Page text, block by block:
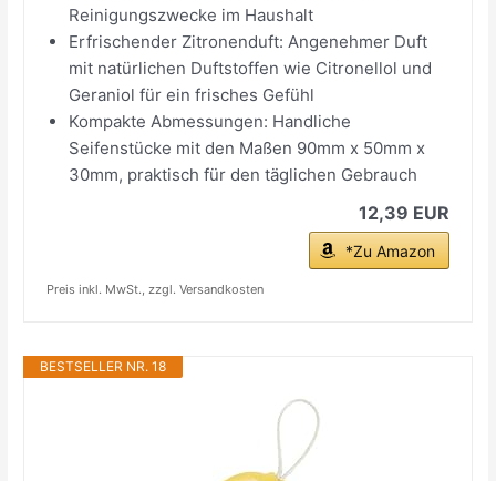
Reinigungszwecke im Haushalt
Erfrischender Zitronenduft: Angenehmer Duft
mit natürlichen Duftstoffen wie Citronellol und
Geraniol für ein frisches Gefühl
Kompakte Abmessungen: Handliche
Seifenstücke mit den Maßen 90mm x 50mm x
30mm, praktisch für den täglichen Gebrauch
12,39 EUR
*Zu Amazon
Preis inkl. MwSt., zzgl. Versandkosten
BESTSELLER NR. 18